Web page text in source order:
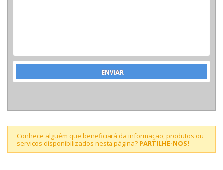
Conhece alguém que beneficiará da informação, produtos ou
serviços disponibilizados nesta página? PARTILHE-NOS!